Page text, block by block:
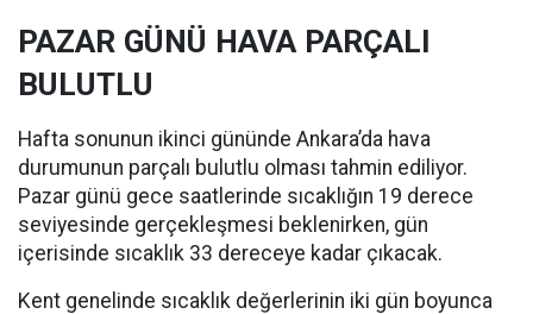
PAZAR GÜNÜ HAVA PARÇALI
BULUTLU
Hafta sonunun ikinci gününde Ankara’da hava
durumunun parçalı bulutlu olması tahmin ediliyor.
Pazar günü gece saatlerinde sıcaklığın 19 derece
seviyesinde gerçekleşmesi beklenirken, gün
içerisinde sıcaklık 33 dereceye kadar çıkacak.
Kent genelinde sıcaklık değerlerinin iki gün boyunca